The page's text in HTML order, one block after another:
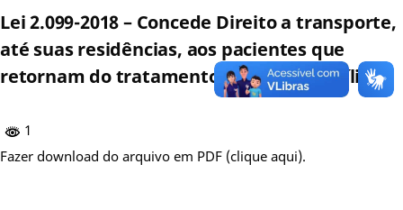
Lei 2.099-2018 – Concede Direito a transporte,
até suas residências, aos pacientes que
retornam do tratamento fora de domicílio
1
Fazer download do arquivo em PDF (clique aqui).